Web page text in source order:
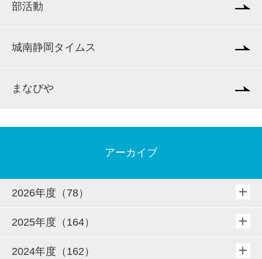
部活動
城南静岡タイムス
まなびや
アーカイブ
2026年度（78）
2025年度（164）
2024年度（162）